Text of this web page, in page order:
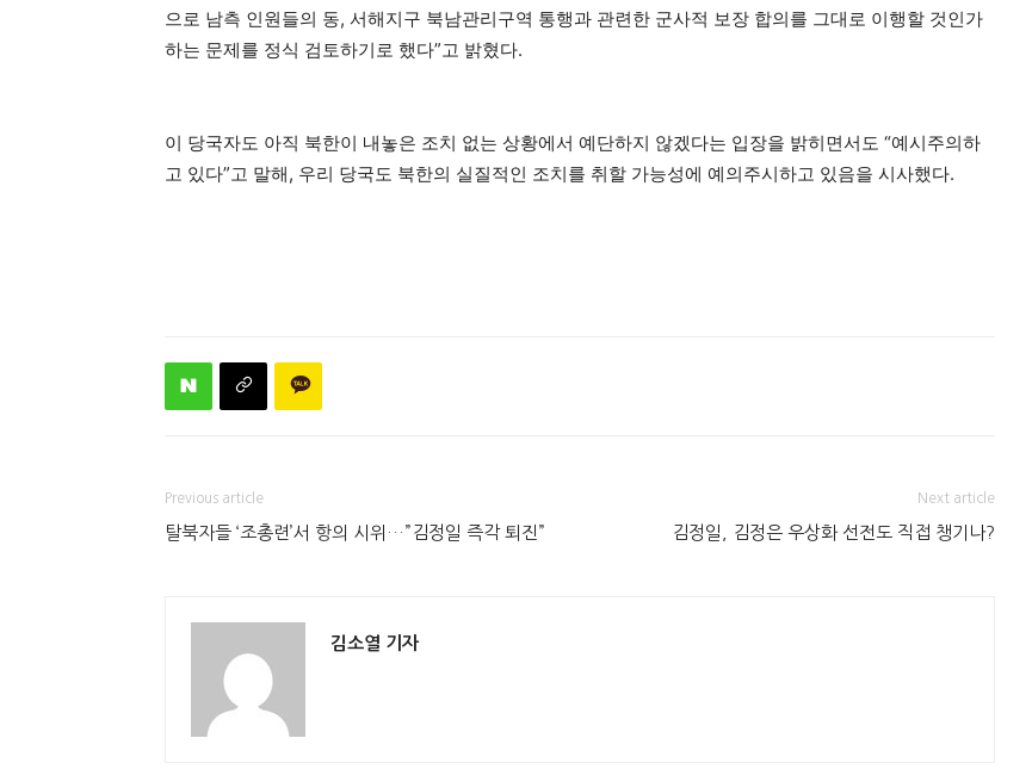
으로 남측 인원들의 동, 서해지구 북남관리구역 통행과 관련한 군사적 보장 합의를 그대로 이행할 것인가
하는 문제를 정식 검토하기로 했다”고 밝혔다.
이 당국자도 아직 북한이 내놓은 조치 없는 상황에서 예단하지 않겠다는 입장을 밝히면서도 “예시주의하
고 있다”고 말해, 우리 당국도 북한의 실질적인 조치를 취할 가능성에 예의주시하고 있음을 시사했다.
Previous article
탈북자들 ‘조총련’서 항의 시위…”김정일 즉각 퇴진”
Next article
김정일, 김정은 우상화 선전도 직접 챙기나?
김소열 기자